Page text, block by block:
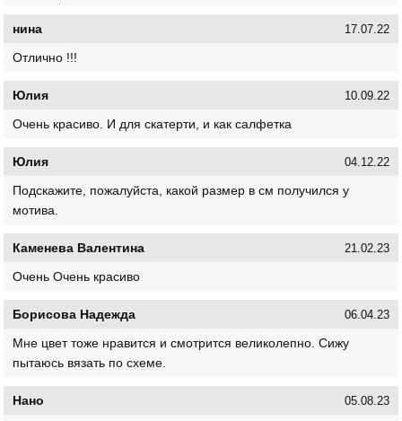
нина 17.07.22
Отлично !!!
Юлия 10.09.22
Очень красиво. И для скатерти, и как салфетка
Юлия 04.12.22
Подскажите, пожалуйста, какой размер в см получился у
мотива.
Каменева Валентина 21.02.23
Очень Очень красиво
Борисова Надежда 06.04.23
Мне цвет тоже нравится и смотрится великолепно. Сижу
пытаюсь вязать по схеме.
Нано 05.08.23